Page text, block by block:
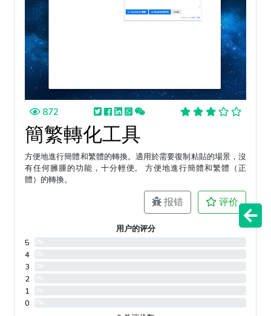
872
簡繁轉化工具
方便地進行簡體和繁體的轉換。適用於需要復制粘貼的場景，沒
有任何臃腫的功能，十分輕便。 方便地進行簡體和繁體（正
體）的轉換。
报错 评价
用户的评分
5
4
3
2
1
0